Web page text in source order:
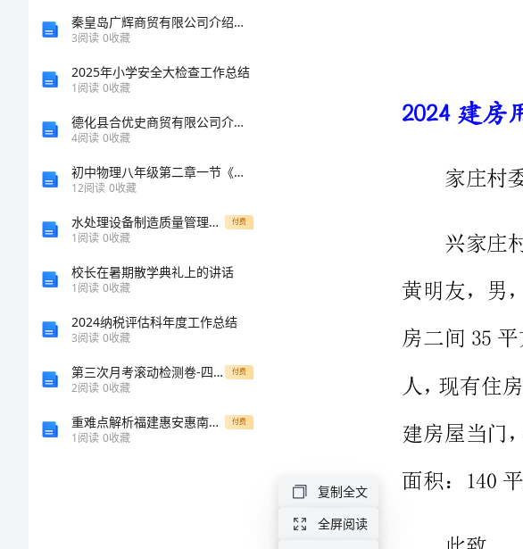
2024
2024
秦皇岛广辉商贸有限公司介绍企业发展分析报告
3阅读 0收藏
2025年小学安全大检查工作总结
1阅读 0收藏
德化县合优史商贸有限公司介绍企业发展分析报告
4阅读 0收藏
初中物理八年级第二章一节《动与静》精品学案
12阅读 0收藏
水处理设备制造质量管理体系手册 付费
1阅读 0收藏
校长在暑期散学典礼上的讲话
1阅读 0收藏
2024纳税评估科年度工作总结
3阅读 0收藏
第三次月考滚动检测卷-四川遂宁市射洪中学八年级物理长度和时间的测量重点解析试卷（含答案详解） 付费
2阅读 0收藏
重难点解析福建惠安惠南中学数学七年级上册期中综合测评综合测评试题（含答案及解析） 付费
1阅读 0收藏
__年__月__日
申请人：黄明友
复制全文
全屏阅读